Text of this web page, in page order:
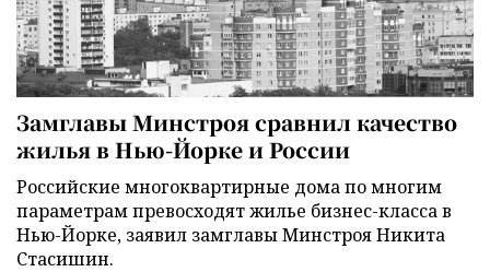
Замглавы Минстроя сравнил качество
жилья в Нью-Йорке и России
Российские многоквартирные дома по многим
параметрам превосходят жилье бизнес-класса в
Нью-Йорке, заявил замглавы Минстроя Никита
Стасишин.